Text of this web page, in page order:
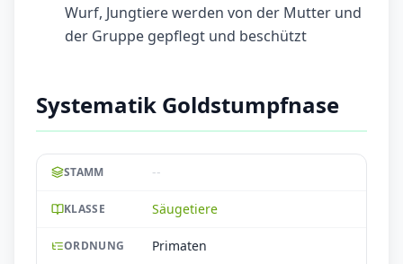
Wurf, Jungtiere werden von der Mutter und
der Gruppe gepflegt und beschützt
Systematik Goldstumpfnase
STAMM --
KLASSE Säugetiere
ORDNUNG Primaten